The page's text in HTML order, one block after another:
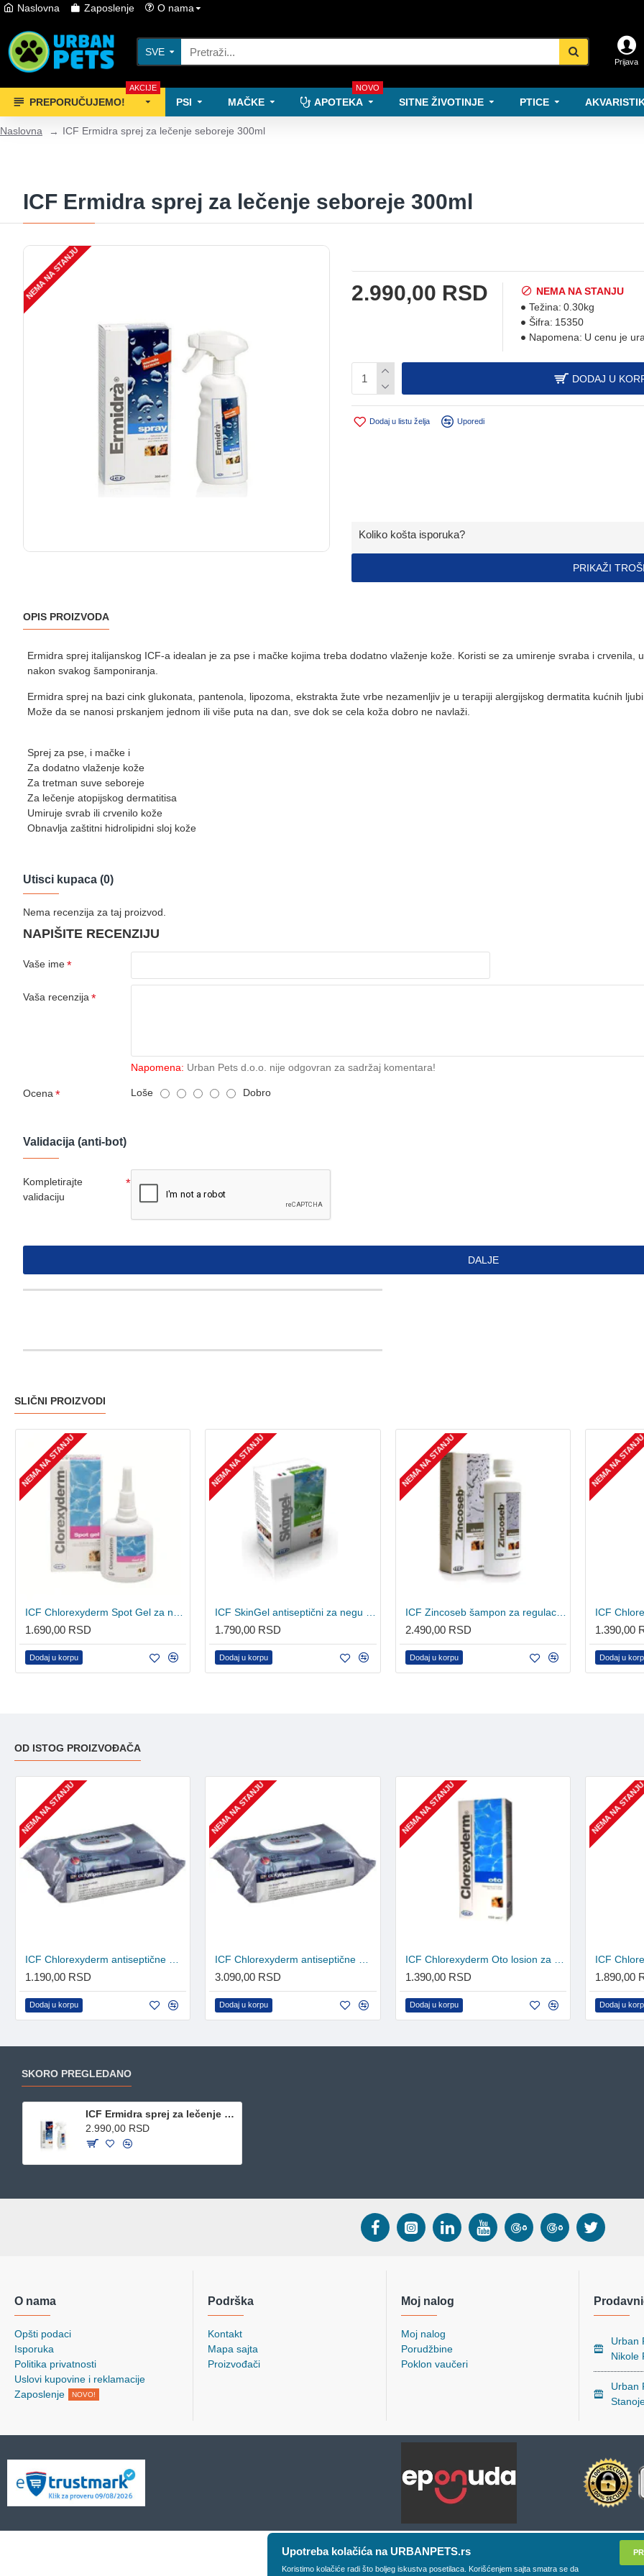
Naslovna Zaposlenje O nama
SVE
Prijava
PREPORUČUJEMO!
AKCIJE
PSI MAČKE APOTEKA
NOVO
SITNE ŽIVOTINJE PTICE
Naslovna ICF Ermidra sprej za lečenje seboreje 300ml
ICF Ermidra sprej za lečenje seboreje 300ml
NEMA NA STANJU 2.990,00 RSD
NEMA NA STANJU
Težina: 0.30kg
Šifra: 15350
Napomena: U cenu je
DODAJ U
Dodaj u listu želja Uporedi
Koliko košta isporuka?
PRIKAŽI
OPIS PROIZVODA
Ermidra sprej italijanskog ICF-a idealan je za pse i mačke kojima treba dodatno vlaženje kože. Koristi se za umirenje svraba i crvenila,
nakon svakog šamponiranja.
Ermidra sprej na bazi cink glukonata, pantenola, lipozoma, ekstrakta žute vrbe nezamenljiv je u terapiji alergijskog dermatita kućnih
Može da se nanosi prskanjem jednom ili više puta na dan, sve dok se cela koža dobro ne navlaži.
Sprej za pse, i mačke i
Za dodatno vlaženje kože
Za tretman suve seboreje
Za lečenje atopijskog dermatitisa
Umiruje svrab ili crvenilo kože
Obnavlja zaštitni hidrolipidni sloj kože
Utisci kupaca (0)
Nema recenzija za taj proizvod.
NAPIŠITE RECENZIJU
Vaše ime
Vaša recenzija
Napomena: Urban Pets d.o.o. nije odgovran za sadržaj komentara!
Ocena Loše Dobro
Validacija (anti-bot)
Kompletirajte
validaciju
DALJE
SLIČNI PROIZVODI
NEMA NA STANJU
1.690,00 RSD
Dodaj u korpu
NEMA NA STANJU
1.790,00 RSD
Dodaj u korpu
NEMA NA STANJU
ICF Zincoseb šampon za regulaciju sebuma 250ml
2.490,00 RSD
Dodaj u korpu
NEMA NA
1.390,00
Dodaj u
OD ISTOG PROIZVOĐAČA
NEMA NA STANJU
ICF Chlorexyderm antiseptične maramice 20kom
1.190,00 RSD
Dodaj u korpu
NEMA NA STANJU
ICF Chlorexyderm antiseptične maramice 40kom
3.090,00 RSD
Dodaj u korpu
NEMA NA STANJU
ICF Chlorexyderm Oto losion za čišćenje ušiju 150ml
1.390,00 RSD
Dodaj u korpu
NEMA NA
1.890,00
Dodaj u
SKORO PREGLEDANO
ICF Ermidra sprej za lečenje seboreje 300ml
2.990,00 RSD
O nama
Opšti podaci
Isporuka
Politika privatnosti
Uslovi kupovine i reklamacije
Zaposlenje
NOVO!
Podrška
Kontakt
Mapa sajta
Proizvođači
Moj nalog
Moj nalog
Porudžbine
Poklon vaučeri
Urban
Nikole
Urban
Upotreba kolačića na URBANPETS.rs
Koristimo kolačiće radi što boljeg iskustva posetilaca. Korišćenjem sajta smatra se da